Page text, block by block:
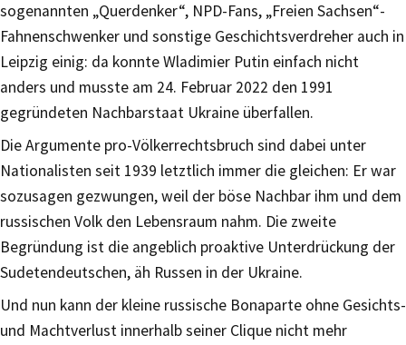
sogenannten „Querdenker“, NPD-Fans, „Freien Sachsen“-
Fahnenschwenker und sonstige Geschichtsverdreher auch in
Leipzig einig: da konnte Wladimier Putin einfach nicht
anders und musste am 24. Februar 2022 den 1991
gegründeten Nachbarstaat Ukraine überfallen.
Die Argumente pro-Völkerrechtsbruch sind dabei unter
Nationalisten seit 1939 letztlich immer die gleichen: Er war
sozusagen gezwungen, weil der böse Nachbar ihm und dem
russischen Volk den Lebensraum nahm. Die zweite
Begründung ist die angeblich proaktive Unterdrückung der
Sudetendeutschen, äh Russen in der Ukraine.
Und nun kann der kleine russische Bonaparte ohne Gesichts-
und Machtverlust innerhalb seiner Clique nicht mehr